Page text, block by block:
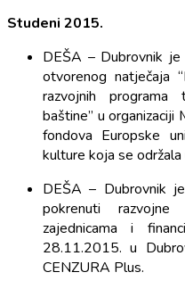
Studeni 2015.
DEŠA – Dubrovnik
otvorenog natječaja
razvojnih
baštine” u organizaciji
fondova Europske
kulture koja se
DEŠA – Dubrovnik
pokrenuti
zajednicama i
28.11.2015. u
CENZURA Plus.